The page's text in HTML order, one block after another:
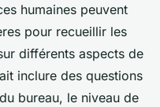
humaines peuvent
pour recueillir les
différents aspects de
inclure des questions
bureau, le niveau de